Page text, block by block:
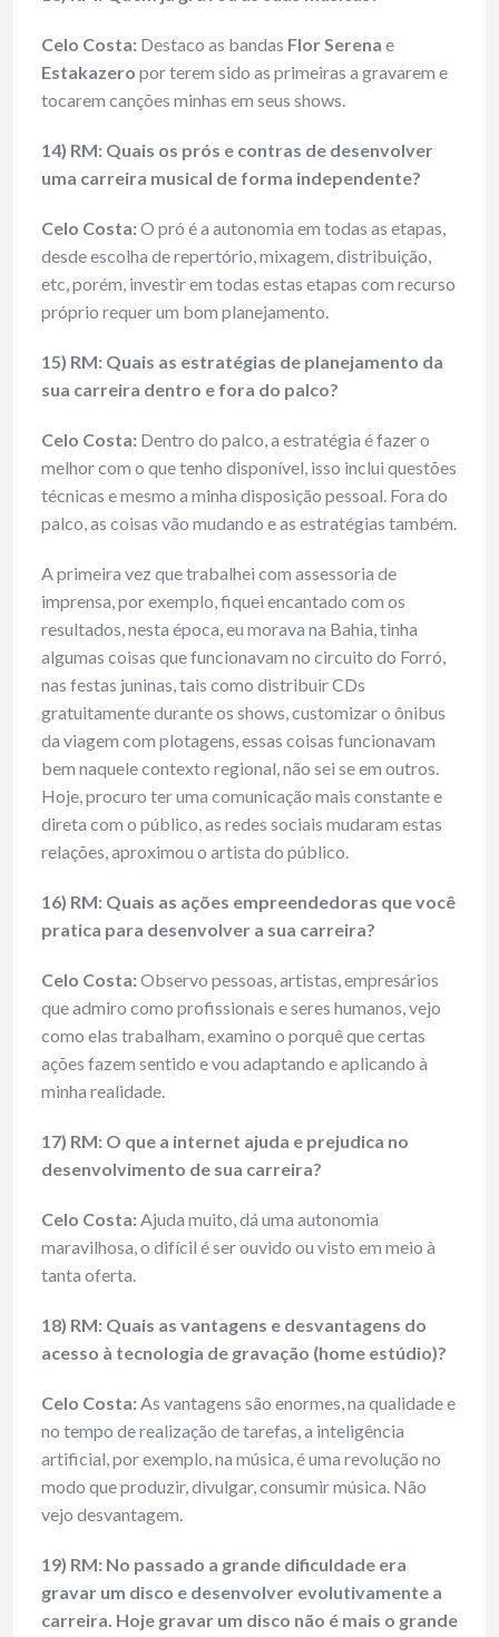
Celo Costa: Destaco as bandas Flor Serena e
Estakazero por terem sido as primeiras a gravarem e
tocarem canções minhas em seus shows.
14) RM: Quais os prós e contras de desenvolver
uma carreira musical de forma independente?
Celo Costa:O pró é a autonomia em todas as etapas,
desde escolha de repertório, mixagem, distribuição,
etc, porém, investir em todas estas etapas com recurso
próprio requer um bom planejamento.
15) RM: Quais as estratégias de planejamento da
sua carreira dentro e fora do palco?
Celo Costa: Dentro do palco, a estratégia é fazer o
melhor com o que tenho disponível, isso inclui questões
técnicas e mesmo a minha disposição pessoal. Fora do
palco, as coisas vão mudando e as estratégias também.
A primeira vez que trabalhei com assessoria de
imprensa, por exemplo, fiquei encantado com os
resultados, nesta época, eu morava na Bahia, tinha
algumas coisas que funcionavam no circuito do Forró,
nas festas juninas, tais como distribuir CDs
gratuitamente durante os shows, customizar o ônibus
da viagem com plotagens, essas coisas funcionavam
bem naquele contexto regional, não sei se em outros.
Hoje, procuro ter uma comunicação mais constante e
direta com o público, as redes sociais mudaram estas
relações, aproximou o artista do público.
16) RM: Quais as ações empreendedoras que você
pratica para desenvolver a sua carreira?
Celo Costa:Observo pessoas, artistas, empresários
que admiro como profissionais e seres humanos, vejo
como elas trabalham, examino o porquê que certas
ações fazem sentido e vou adaptando e aplicando à
minha realidade.
17) RM: O que a internet ajuda e prejudica no
desenvolvimento de sua carreira?
Celo Costa:Ajuda muito, dá uma autonomia
maravilhosa, o difícil é ser ouvido ou visto em meio à
tanta oferta.
18) RM: Quais as vantagens e desvantagens do
acesso à tecnologia de gravação (home estúdio)?
Celo Costa:As vantagens são enormes, na qualidade e
no tempo de realização de tarefas, a inteligência
artificial, por exemplo, na música, é uma revolução no
modo que produzir, divulgar, consumir música. Não
vejo desvantagem.
19) RM: No passado a grande dificuldade era
gravar um disco e desenvolver evolutivamente a
carreira. Hoje gravar um disco não é mais o grande